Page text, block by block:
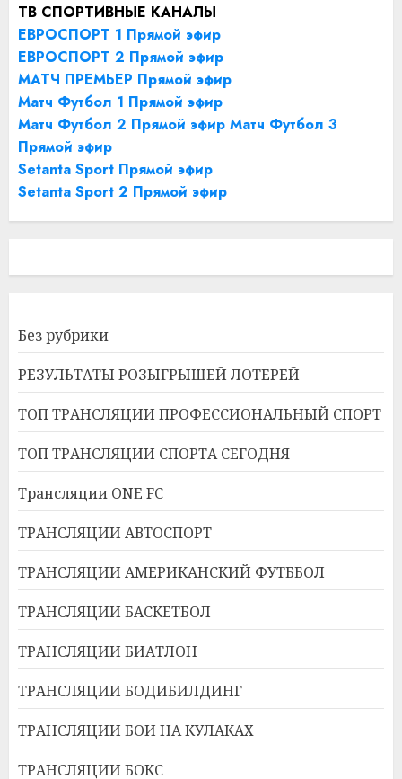
ТВ СПОРТИВНЫЕ КАНАЛЫ
ЕВРОСПОРТ 1 Прямой эфир
ЕВРОСПОРТ 2 Прямой эфир
МАТЧ ПРЕМЬЕР Прямой эфир
Матч Футбол 1 Прямой эфир
Матч Футбол 2 Прямой эфир Матч Футбол 3
Прямой эфир
Setanta Sport Прямой эфир
Setanta Sport 2 Прямой эфир
Без рубрики
РЕЗУЛЬТАТЫ РОЗЫГРЫШЕЙ ЛОТЕРЕЙ
ТОП ТРАНСЛЯЦИИ ПРОФЕССИОНАЛЬНЫЙ СПОРТ
ТОП ТРАНСЛЯЦИИ СПОРТА СЕГОДНЯ
Трансляции ONE FC
ТРАНСЛЯЦИИ АВТОСПОРТ
ТРАНСЛЯЦИИ АМЕРИКАНСКИЙ ФУТББОЛ
ТРАНСЛЯЦИИ БАСКЕТБОЛ
ТРАНСЛЯЦИИ БИАТЛОН
ТРАНСЛЯЦИИ БОДИБИЛДИНГ
ТРАНСЛЯЦИИ БОИ НА КУЛАКАХ
ТРАНСЛЯЦИИ БОКС